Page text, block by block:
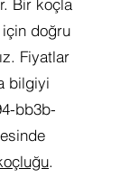
Bir koçla
doğru
Fiyatlar
bilgiyi
bb3b-
.